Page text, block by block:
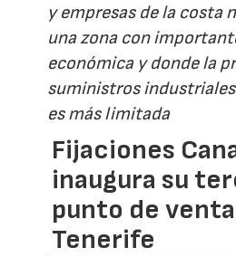
y empresas de la costa
una zona con
económica y donde la
suministros
es más limitada
Fijaciones
inaugura su
punto de
Tenerife